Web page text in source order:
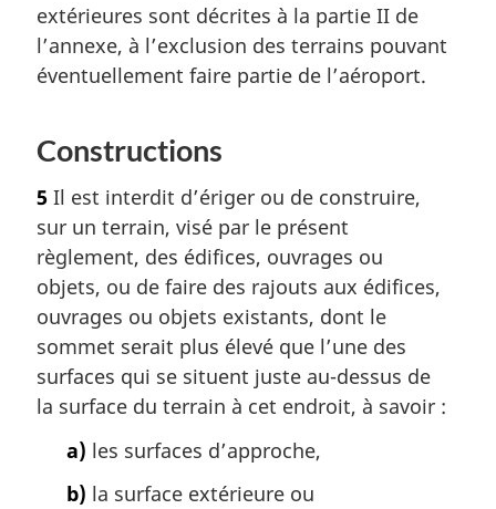
extérieures sont décrites à la partie II de
l’annexe, à l’exclusion des terrains pouvant
éventuellement faire partie de l’aéroport.
Constructions
5 Il est interdit d’ériger ou de construire,
sur un terrain, visé par le présent
règlement, des édifices, ouvrages ou
objets, ou de faire des rajouts aux édifices,
ouvrages ou objets existants, dont le
sommet serait plus élevé que l’une des
surfaces qui se situent juste au-dessus de
la surface du terrain à cet endroit, à savoir :
a) les surfaces d’approche,
b) la surface extérieure ou